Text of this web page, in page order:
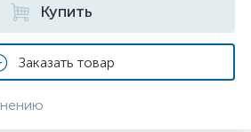
Купить
Заказать товар